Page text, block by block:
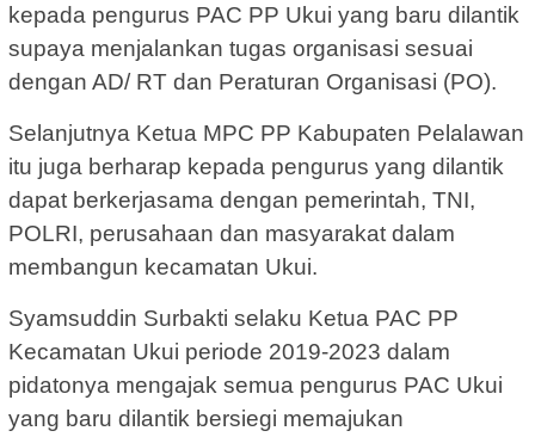
kepada pengurus PAC PP Ukui yang baru dilantik
supaya menjalankan tugas organisasi sesuai
dengan AD/ RT dan Peraturan Organisasi (PO).
Selanjutnya Ketua MPC PP Kabupaten Pelalawan
itu juga berharap kepada pengurus yang dilantik
dapat berkerjasama dengan pemerintah, TNI,
POLRI, perusahaan dan masyarakat dalam
membangun kecamatan Ukui.
Syamsuddin Surbakti selaku Ketua PAC PP
Kecamatan Ukui periode 2019-2023 dalam
pidatonya mengajak semua pengurus PAC Ukui
yang baru dilantik bersiegi memajukan